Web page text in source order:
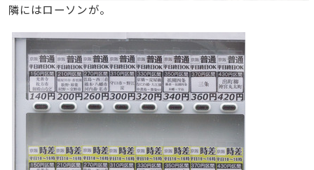
隣にはローソンが。